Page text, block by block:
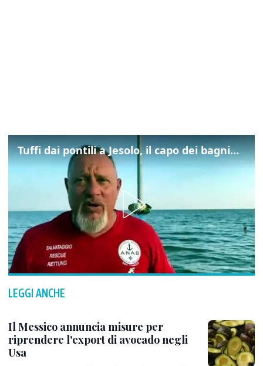
Tuffi dai pontili a Jesolo, il capo dei bagnini: "L'impegno di tutti per evitare altre tragedie"
LEGGI ANCHE
Il Messico annuncia misure per
riprendere l'export di avocado negli
Usa